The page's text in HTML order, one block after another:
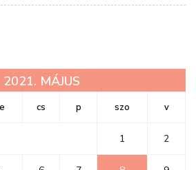
2021. MÁJUS
cs p szo v
1 2